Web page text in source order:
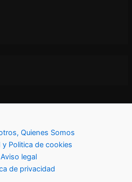
Quienes Somos
y Politica de cookies
Aviso legal
de privacidad